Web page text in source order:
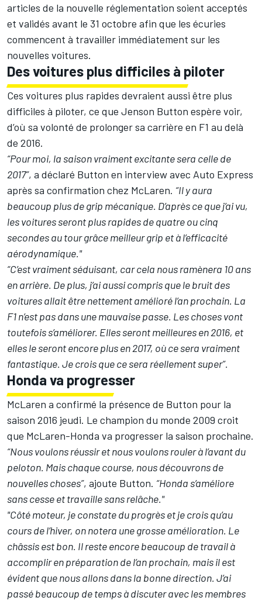
articles de la nouvelle réglementation soient acceptés
et validés avant le 31 octobre afin que les écuries
commencent à travailler immédiatement sur les
nouvelles voitures.
Des voitures plus difficiles à piloter
Ces voitures plus rapides devraient aussi être plus
difficiles à piloter, ce que Jenson Button espère voir,
d’où sa volonté de prolonger sa carrière en F1 au delà
de 2016.
“Pour moi, la saison vraiment excitante sera celle de
2017”, a déclaré Button en interview avec Auto Express
après sa confirmation chez McLaren. “Il y aura
beaucoup plus de grip mécanique. D’après ce que j’ai vu,
les voitures seront plus rapides de quatre ou cinq
secondes au tour grâce meilleur grip et à l’efficacité
aérodynamique."
“C’est vraiment séduisant, car cela nous ramènera 10 ans
en arrière. De plus, j’ai aussi compris que le bruit des
voitures allait être nettement amélioré l’an prochain. La
F1 n’est pas dans une mauvaise passe. Les choses vont
toutefois s’améliorer. Elles seront meilleures en 2016, et
elles le seront encore plus en 2017, où ce sera vraiment
fantastique. Je crois que ce sera réellement super”.
Honda va progresser
McLaren a confirmé la présence de Button pour la
saison 2016 jeudi. Le champion du monde 2009 croit
que McLaren-Honda va progresser la saison prochaine.
“Nous voulons réussir et nous voulons rouler à l’avant du
peloton. Mais chaque course, nous découvrons de
nouvelles choses”, ajoute Button. “Honda s’améliore
sans cesse et travaille sans relâche."
"Côté moteur, je constate du progrès et je crois qu’au
cours de l’hiver, on notera une grosse amélioration. Le
châssis est bon. Il reste encore beaucoup de travail à
accomplir en préparation de l’an prochain, mais il est
évident que nous allons dans la bonne direction. J’ai
passé beaucoup de temps à discuter avec les membres